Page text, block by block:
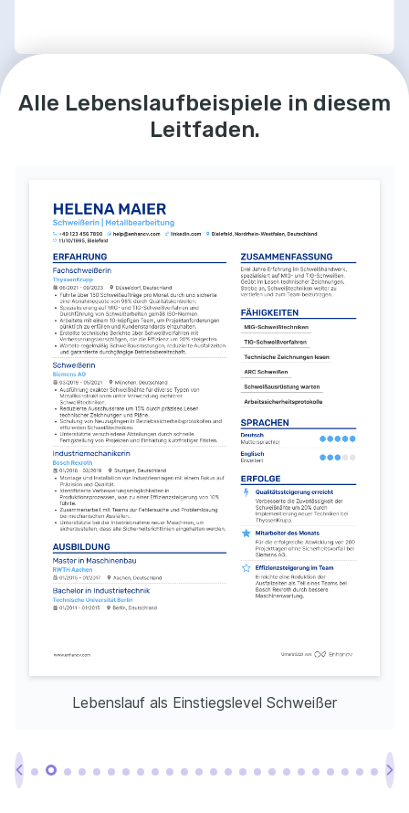
Metallverarbeitung
Interesse an der
Weiterentwicklung und
Modellflugzeuge bauen
Bau und Konstruktion von
maßstabsgetreuen
Freizeitbeschäftigung.
Zertifizierung in fortgeschrittenem
WIG-Schweißen
Erhalten von der SLV Duisburg für
Kurs: Qualitätskontrolle in der
Fertigung
Alle Lebenslaufbeispiele in diesem
Leitfaden.
Lebenslauf als Einstiegslevel Schweißer